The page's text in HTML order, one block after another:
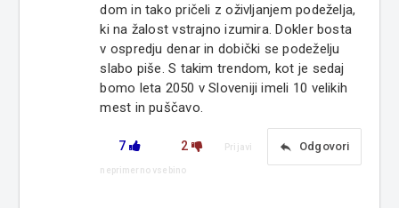
dom in tako pričeli z oživljanjem podeželja,
ki na žalost vstrajno izumira. Dokler bosta
v ospredju denar in dobički se podeželju
slabo piše. S takim trendom, kot je sedaj
bomo leta 2050 v Sloveniji imeli 10 velikih
mest in puščavo.
7 2 reply Odgovori
Prijavi
neprimerno vsebino